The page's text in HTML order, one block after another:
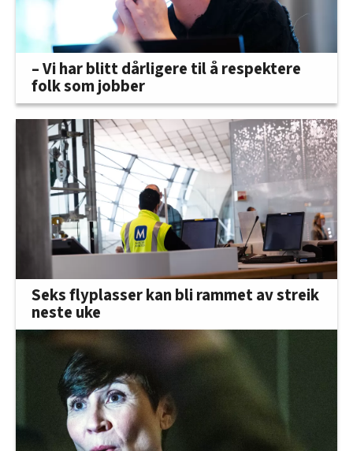
– Vi har blitt dårligere til å respektere
folk som jobber
Seks flyplasser kan bli rammet av streik
neste uke